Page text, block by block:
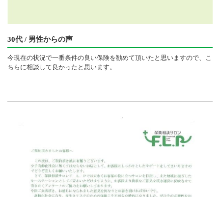
30代 / 男性からの声
今現在の状況で一番条件の良い保険を勧めて頂いたと思いますので、こ
ちらに相談して良かったと思います。